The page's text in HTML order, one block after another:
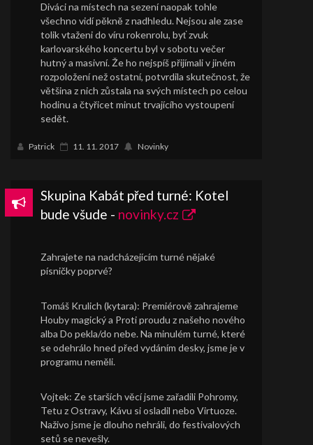
Diváci na místech na sezení naopak tohle
všechno vidí pěkně z nadhledu. Nejsou ale zase
tolik vtaženi do víru rokenrolu, byť zvuk
karlovarského koncertu byl v sobotu večer
hutný a masivní. Že ho nejspíš přijímali v jiném
rozpoložení než ostatní, potvrdila skutečnost, že
většina z nich zůstala na svých místech po celou
hodinu a čtyřicet minut trvajícího vystoupení
sedět.
Patrick 11. 11. 2017 Novinky
Skupina Kabát před turné: Kotel
bude všude - novinky.cz
Zahrajete na nadcházejícím turné nějaké
písničky poprvé?
Tomáš Krulich (kytara): Premiérově zahrajeme
Houby magický a Proti proudu z našeho nového
alba Do pekla/do nebe. Na minulém turné, které
se odehrálo hned před vydáním desky, jsme je v
programu neměli.
Vojtek: Ze starších věcí jsme zařadili Pohromy,
Tetu z Ostravy, Kávu si osladil nebo Virtuoze.
Naživo jsme je dlouho nehráli, do festivalových
setů se nevešly.